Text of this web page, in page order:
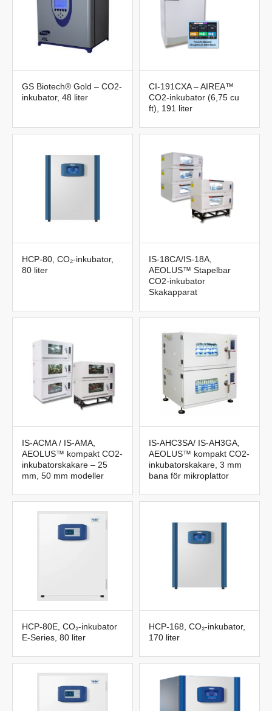
GS Biotech® Gold – CO2-
inkubator, 48 liter
CI-191CXA – AIREA™
CO2-inkubator (6,75 cu
ft), 191 liter
HCP-80, CO₂-inkubator,
80 liter
IS-18CA/IS-18A,
AEOLUS™ Stapelbar
CO2-inkubator
Skakapparat
IS-ACMA / IS-AMA,
AEOLUS™ kompakt CO2-
inkubatorskakare – 25
mm, 50 mm modeller
IS-AHC3SA/ IS-AH3GA,
AEOLUS™ kompakt CO2-
inkubatorskakare, 3 mm
bana för mikroplattor
HCP-80E, CO₂-inkubator
E-Series, 80 liter
HCP-168, CO₂-inkubator,
170 liter